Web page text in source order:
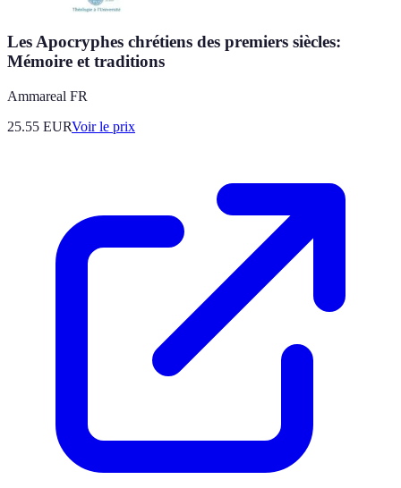
Les Apocryphes chrétiens des premiers siècles:
Mémoire et traditions
Ammareal FR
25.55 EURVoir le prix